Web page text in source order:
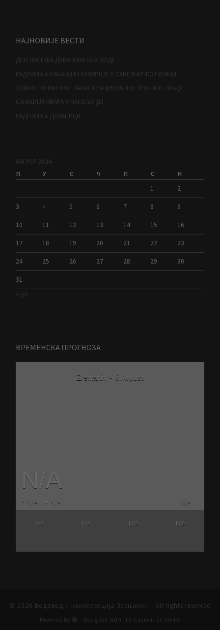
НАЈНОВИЈЕ ВЕСТИ
ДЕО НАСЕЉА ДУВАНИКА БЕЗ ВОДЕ
РАДОВИ НА САНАЦИЈИ ХАВАРИЈЕ У САВЕЗНИЧКОЈ УЛИЦИ
ТОКОМ ТОПЛОТНОГ ТАЛАСА РАЦИОНАЛНО ТРОШИТЕ ВОДУ
САНАЦИЈА КВАРА У НАСЕЉУ Д3
РАДОВИ НА ДУВАНИЦИ
АВГУСТ 2026.
П У С Ч П С Н
1 2
3 4 5 6 7 8 9
10 11 12 13 14 15 16
17 18 19 20 21 22 23
24 25 26 27 28 29 30
31
« јул
ВРЕМЕНСКА ПРОГНОЗА
Zrenjanin - 8 Avgust
N/A N/A N/A
N/A
N/A N/A N/A N/A
© 2026 Водовод и канализација Зрењанин – All rights reserved
Powered by – Designed with the Customizr theme